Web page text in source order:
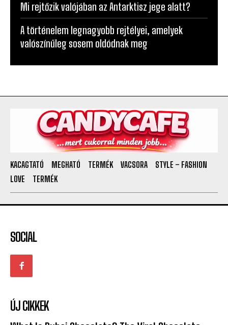
Egyre több furcsa objektum jelenik meg az égen –
és a Pentagon sem tudja, mik ezek
Mi rejtőzik valójában az Antarktisz jege alatt?
A történelem legnagyobb rejtélyei, amelyek
KACAGTATÓ MEGHATÓ TERMÉK VACSORA
STYLE – FASHION
SOCIAL